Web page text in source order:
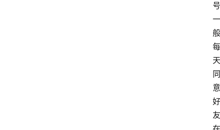
号
一
般
每
天
同
意
好
友